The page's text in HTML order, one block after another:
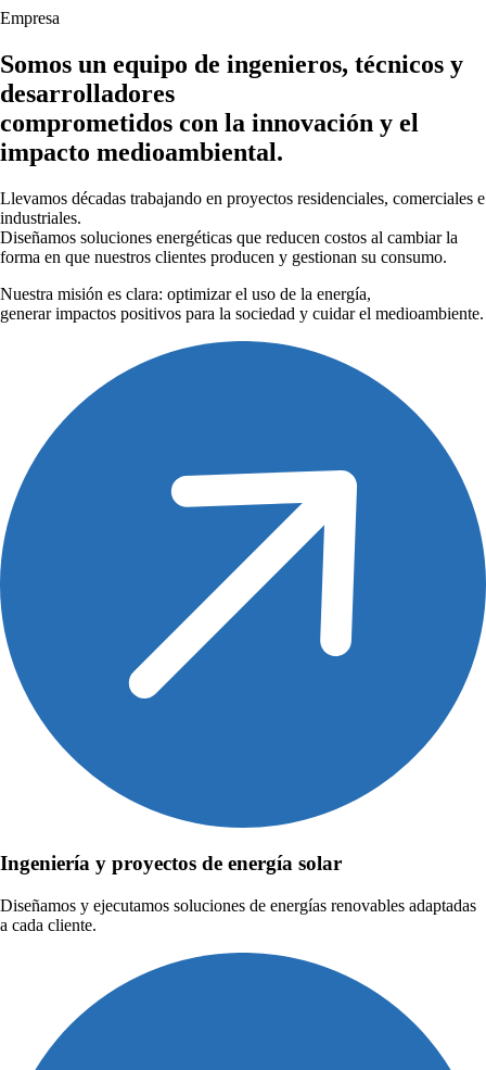
Empresa
Somos un equipo de ingenieros, técnicos y
desarrolladores
comprometidos con la innovación y el
impacto medioambiental.
Llevamos décadas trabajando en proyectos residenciales, comerciales e
industriales.
Diseñamos soluciones energéticas que reducen costos al cambiar la
forma en que nuestros clientes producen y gestionan su consumo.
Nuestra misión es clara: optimizar el uso de la energía,
generar impactos positivos para la sociedad y cuidar el medioambiente.
Ingeniería y proyectos de energía solar
Diseñamos y ejecutamos soluciones de energías renovables adaptadas
a cada cliente.